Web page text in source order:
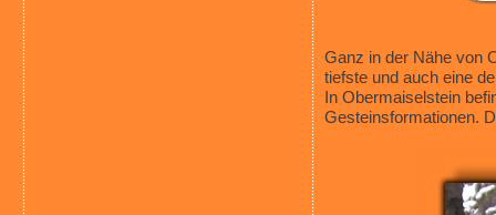
Ganz in der Nähe von
tiefste und auch eine
In Obermaiselstein
Gesteinsformationen.